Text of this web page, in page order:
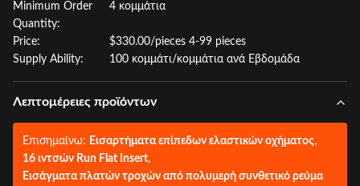
Minimum Order
Quantity:
4 κομμάτια
Price:
$330.00/pieces 4-99 pieces
Supply Ability:
100 κομμάτι/κομμάτια ανά Εβδομάδα
Λεπτομέρειες προϊόντων
Επισημαίνω: Εισαρτήματα επίπεδων ελαστικών οχήματος,
16 ιντσών Run Flat Insert,
Εισάγματα πλατών τροχών από πολυμερή συνθετικό ρεύμα